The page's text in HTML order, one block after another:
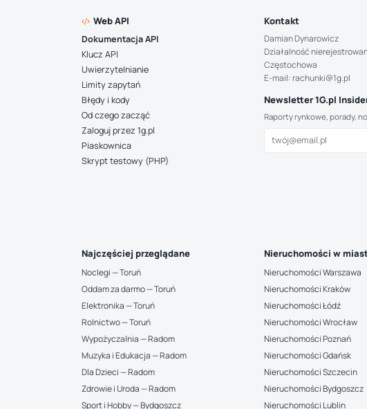
Web API
Dokumentacja API
Klucz API
Uwierzytelnianie
Limity zapytań
Błędy i kody
Od czego zacząć
Zaloguj przez 1g.pl
Piaskownica
Skrypt testowy (PHP)
Kontakt
Damian Dynarowicz
Działalność
Częstochowa
E-mail: rachunki@1g.pl
Newsletter 1G.pl
Raporty rynkowe, porady,
Najczęściej przeglądane
Noclegi — Toruń
Oddam za darmo — Toruń
Elektronika — Toruń
Rolnictwo — Toruń
Wypożyczalnia — Radom
Muzyka i Edukacja — Radom
Dla Dzieci — Radom
Zdrowie i Uroda — Radom
Sport i Hobby — Bydgoszcz
Nieruchomości w
Nieruchomości Warszawa
Nieruchomości Kraków
Nieruchomości Łódź
Nieruchomości Wrocław
Nieruchomości Poznań
Nieruchomości Gdańsk
Nieruchomości Szczecin
Nieruchomości Bydgoszcz
Nieruchomości Lublin